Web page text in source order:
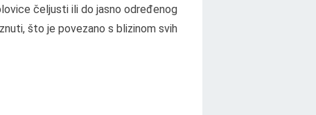
čeljusti ili do jasno određenog
što je povezano s blizinom svih